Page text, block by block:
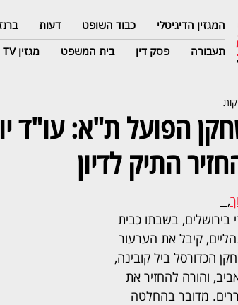
המגזין הדיגיטלי כבוד השופט דעות
תעבורה
פסק דין בית המשפט מגזין TV
הפועל ת"א: עו"ד
התיק לדיון
,
בשבתו כבית
קיבל את הערעור
הכדורסל ביל קובינה,
והורה להחזיר את
מדובר בהחלטה